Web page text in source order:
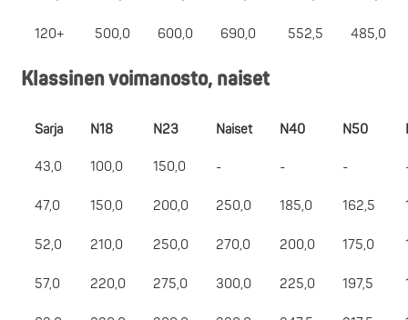
120+ 500,0 600,0 690,0 552,5 485,0
Klassinen voimanosto, naiset
Sarja N18 N23 Naiset N40 N50
43,0 100,0 150,0 - - -
47,0 150,0 200,0 250,0 185,0 162,5
52,0 210,0 250,0 270,0 200,0 175,0
57,0 220,0 275,0 300,0 225,0 197,5